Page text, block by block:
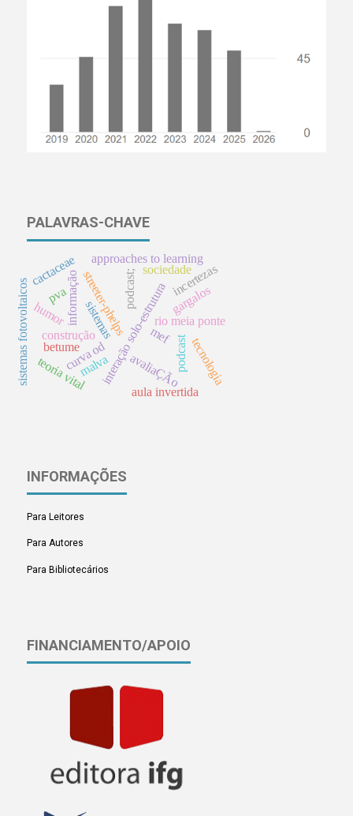
PALAVRAS-CHAVE
interação solo-estrutura
streeter-phelpspodcast;
avaliaÇÃo
construçãosistemas
informação
approaches to learning
humor rio meia ponte
cactaceae
curva od podcast
gargalos
sistemas fotovoltaicos
aula invertida
sociedade
teoria vitalmalva
pva incertezas
betume
mef
tecnologia
INFORMAÇÕES
Para Leitores
Para Autores
Para Bibliotecários
FINANCIAMENTO/APOIO